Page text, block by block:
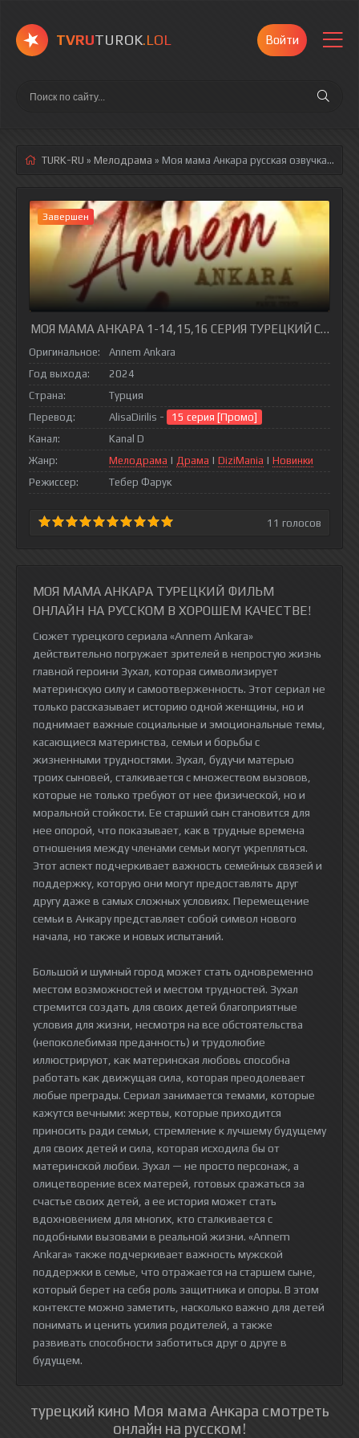
TVRUTUROK.LOL Войти
TURK-RU » Мелодрама » Моя мама Анкара русская озвучка полностью смотреть онлайн!
Завершен
МОЯ МАМА АНКАРА 1-14,15,16 СЕРИЯ ТУРЕЦКИЙ
Оригинальное:
Annem Ankara
Год выхода:
2024
Страна:
Турция
Перевод:
AlisaDirilis -
15 серия [Промо]
Канал:
Kanal D
Жанр:
Мелодрама | Драма | DiziMania | Новинки
Режиссер:
Тебер Фарук
11 голосов
МОЯ МАМА АНКАРА ТУРЕЦКИЙ ФИЛЬМ
ОНЛАЙН НА РУССКОМ В ХОРОШЕМ КАЧЕСТВЕ!
Сюжет турецкого сериала «Annem Ankara»
действительно погружает зрителей в непростую жизнь
главной героини Зухал, которая символизирует
материнскую силу и самоотверженность. Этот сериал не
только рассказывает историю одной женщины, но и
поднимает важные социальные и эмоциональные темы,
касающиеся материнства, семьи и борьбы с
жизненными трудностями. Зухал, будучи матерью
троих сыновей, сталкивается с множеством вызовов,
которые не только требуют от нее физической, но и
моральной стойкости. Ее старший сын становится для
нее опорой, что показывает, как в трудные времена
отношения между членами семьи могут укрепляться.
Этот аспект подчеркивает важность семейных связей и
поддержку, которую они могут предоставлять друг
другу даже в самых сложных условиях. Перемещение
семьи в Анкару представляет собой символ нового
начала, но также и новых испытаний.
Большой и шумный город может стать одновременно
местом возможностей и местом трудностей. Зухал
стремится создать для своих детей благоприятные
условия для жизни, несмотря на все обстоятельства
(непоколебимая преданность) и трудолюбие
иллюстрируют, как материнская любовь способна
работать как движущая сила, которая преодолевает
любые преграды. Сериал занимается темами, которые
кажутся вечными: жертвы, которые приходится
приносить ради семьи, стремление к лучшему будущему
для своих детей и сила, которая исходила бы от
материнской любви. Зухал — не просто персонаж, а
олицетворение всех матерей, готовых сражаться за
счастье своих детей, а ее история может стать
вдохновением для многих, кто сталкивается с
подобными вызовами в реальной жизни. «Annem
Ankara» также подчеркивает важность мужской
поддержки в семье, что отражается на старшем сыне,
который берет на себя роль защитника и опоры. В этом
контексте можно заметить, насколько важно для детей
понимать и ценить усилия родителей, а также
развивать способности заботиться друг о друге в
будущем.
турецкий кино Моя мама Анкара смотреть
онлайн на русском!